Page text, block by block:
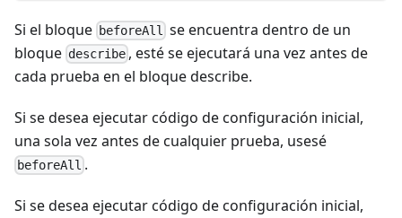
Si el bloque beforeAll
se encuentra dentro de un
bloque describe , esté se ejecutará una vez antes de
cada prueba en el bloque describe.
Si se desea ejecutar código de configuración inicial,
una sola vez antes de cualquier prueba, usesé
beforeAll .
Si se desea ejecutar código de configuración inicial,